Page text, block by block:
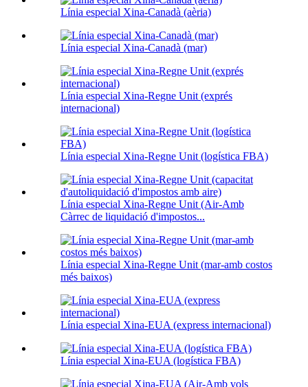
Línia especial Xina-Canadà (aèria)
Línia especial Xina-Canadà (mar)
Línia especial Xina-Regne Unit (exprés
internacional)
Línia especial Xina-Regne Unit (logística FBA)
Línia especial Xina-Regne Unit (Air-Amb
Càrrec de liquidació d'impostos...
Línia especial Xina-Regne Unit (mar-amb costos
més baixos)
Línia especial Xina-EUA (express internacional)
Línia especial Xina-EUA (logística FBA)